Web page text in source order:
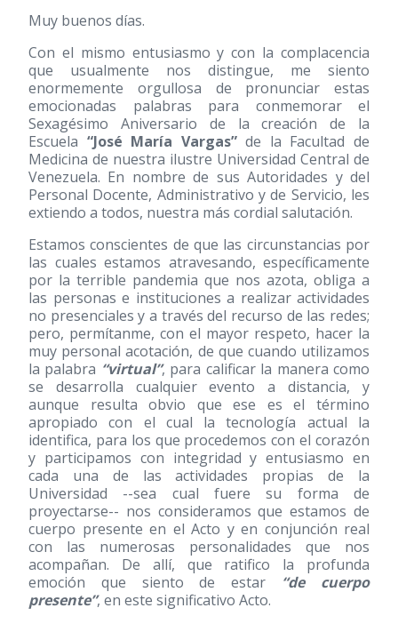
Muy buenos días.
Con el mismo entusiasmo y con la complacencia
que usualmente nos distingue, me siento
enormemente orgullosa de pronunciar estas
emocionadas palabras para conmemorar el
Sexagésimo Aniversario de la creación de la
Escuela “José María Vargas”de la Facultad de
Medicina de nuestra ilustre Universidad Central de
Venezuela. En nombre de sus Autoridades y del
Personal Docente, Administrativo y de Servicio, les
extiendo a todos, nuestra más cordial salutación.
Estamos conscientes de que las circunstancias por
las cuales estamos atravesando, específicamente
por la terrible pandemia que nos azota, obliga a
las personas e instituciones a realizar actividades
no presenciales y a través del recurso de las redes;
pero, permítanme, con el mayor respeto, hacer la
muy personal acotación, de que cuando utilizamos
la palabra “virtual”, para calificar la manera como
se desarrolla cualquier evento a distancia, y
aunque resulta obvio que ese es el término
apropiado con el cual la tecnología actual la
identifica, para los que procedemos con el corazón
y participamos con integridad y entusiasmo en
cada una de las actividades propias de la
Universidad --sea cual fuere su forma de
proyectarse-- nos consideramos que estamos de
cuerpo presente en el Acto y en conjunción real
con las numerosas personalidades que nos
acompañan. De allí, que ratifico la profunda
emoción que siento de estar “de cuerpo
presente”, en este significativo Acto.